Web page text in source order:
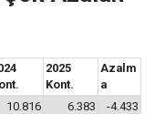
2025
Kont.
Azalm
a
10.816 6.383
-4.433